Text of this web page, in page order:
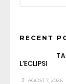
RECENT
L’ECLIPSI
AGOST 7, 2026